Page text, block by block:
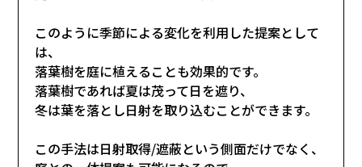
このように季節による変化を利用した提案として
は、
落葉樹を庭に植えることも効果的です。
落葉樹であれば夏は茂って日を遮り、
冬は葉を落とし日射を取り込むことができます。
この手法は日射取得/遮蔽という側面だけでなく、